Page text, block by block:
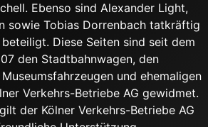
Ebenso sind Alexander Light,
sowie Tobias Dorrenbach tatkräftig
Diese Seiten sind seit dem
den Stadtbahnwagen, den
und ehemaligen
Verkehrs-Betriebe AG gewidmet.
der Kölner Verkehrs-Betriebe AG